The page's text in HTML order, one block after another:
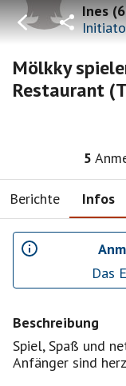
Ines(
Mölkky
Restaurant
5
Berichte Infos
Das
Beschreibung
Spiel, Spaß und
Anfänger sind